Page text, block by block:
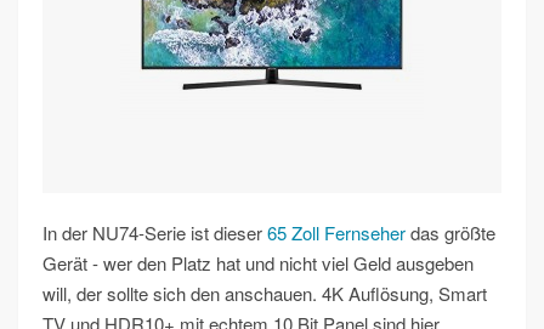
In der NU74-Serie ist dieser65 Zoll Fernseherdas größte
Gerät - wer den Platz hat und nicht viel Geld ausgeben
will, der sollte sich den anschauen. 4K Auflösung, Smart
TV und HDR10+ mit echtem 10 Bit Panel sind hier